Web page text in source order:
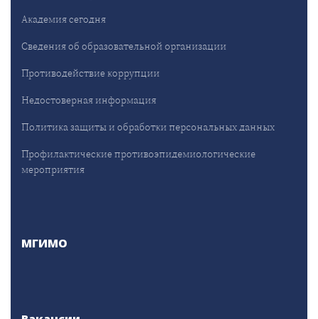
Академия сегодня
Сведения об образовательной организации
Противодействие коррупции
Недостоверная информация
Политика защиты и обработки персональных данных
Профилактические противоэпидемиологические
мероприятия
МГИМО